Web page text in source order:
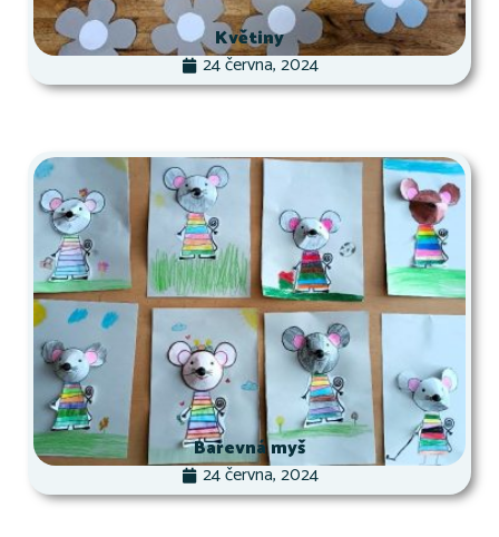
Květiny
24 června, 2024
Barevná myš
24 června, 2024